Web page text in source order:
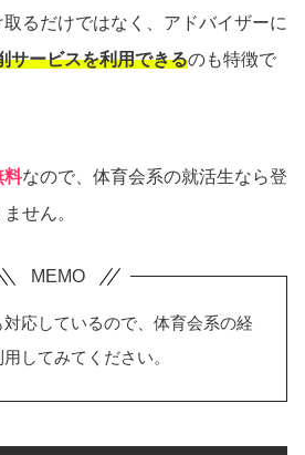
るだけではなく、アドバイザーに
サービスを利用できるのも特徴で
料なので、体育会系の就活生なら登
せん。
応しているので、体育会系の経
してみてください。